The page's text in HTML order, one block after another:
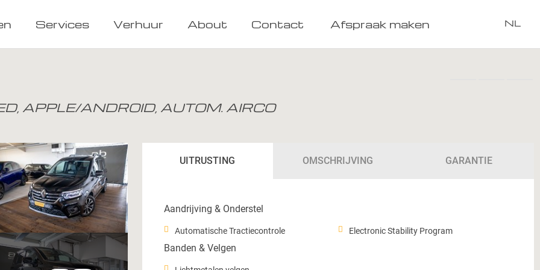
Services Verhuur About Contact Afspraak maken NL
APPLE/ANDROID, AUTOM. AIRCO
UITRUSTING OMSCHRIJVING GARANTIE
Aandrijving & Onderstel
Automatische Tractiecontrole Electronic Stability Program
Banden & Velgen